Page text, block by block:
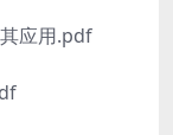
应用.pdf